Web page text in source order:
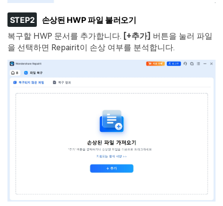
STEP2 손상된 HWP 파일 불러오기
복구할 HWP 문서를 추가합니다. [+추가] 버튼을 눌러 파일
을 선택하면 Repairit이 손상 여부를 분석합니다.